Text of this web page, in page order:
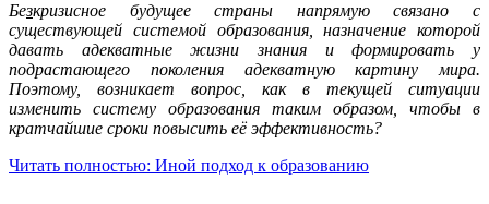
Безкризисное будущее страны напрямую связано с
существующей системой образования, назначение которой
давать адекватные жизни знания и формировать у
подрастающего поколения адекватную картину мира.
Поэтому, возникает вопрос, как в текущей ситуации
изменить систему образования таким образом, чтобы в
кратчайшие сроки повысить её эффективность?
Читать полностью: Иной подход к образованию